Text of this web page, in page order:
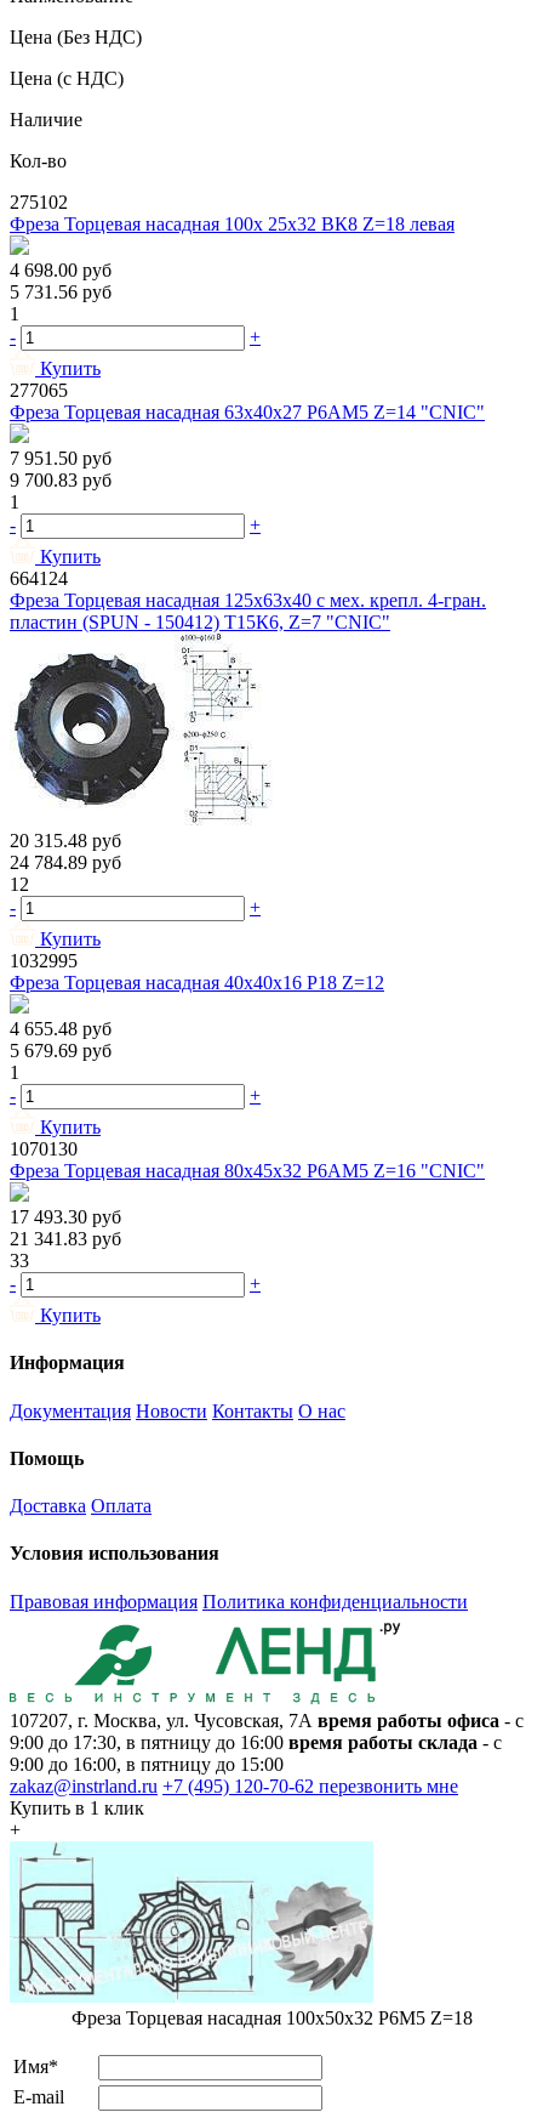
Цена (Без НДС)
Цена (с НДС)
Наличие
Кол-во
275102
Фреза Торцевая насадная 100х 25х32 ВК8 Z=18 левая
4 698.00 руб
5 731.56 руб
1
-
+
Купить
277065
Фреза Торцевая насадная 63х40х27 Р6АМ5 Z=14 "CNIC"
7 951.50 руб
9 700.83 руб
1
-
+
Купить
664124
Фреза Торцевая насадная 125х63х40 с мех. крепл. 4-гран.
пластин (SPUN - 150412) Т15К6, Z=7 "CNIC"
20 315.48 руб
24 784.89 руб
12
-
+
Купить
1032995
Фреза Торцевая насадная 40х40х16 Р18 Z=12
4 655.48 руб
5 679.69 руб
1
-
+
Купить
1070130
Фреза Торцевая насадная 80х45х32 Р6АМ5 Z=16 "CNIC"
17 493.30 руб
21 341.83 руб
33
-
+
Купить
Информация
Документация Новости Контакты О нас
Помощь
Доставка Оплата
Условия использования
Правовая информация Политика конфиденциальности
107207, г. Москва, ул. Чусовская, 7А время работы офиса - с
9:00 до 17:30, в пятницу до 16:00 время работы склада - с
9:00 до 16:00, в пятницу до 15:00
zakaz@instrland.ru +7 (495) 120-70-62 перезвонить мне
Купить в 1 клик
+
Фреза Торцевая насадная 100х50х32 Р6М5 Z=18
Имя*
E-mail